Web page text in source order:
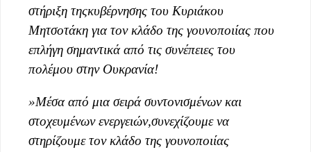
στήριξη τηςκυβέρνησης του Κυριάκου
Μητσοτάκη για τονκλάδο της γουνοποιίας που
επλήγη σημαντικά από τις συνέπειες του
πολέμου στην Ουκρανία!
»Μέσα από μια σειρά συντονισμένων και
στοχευμένων ενεργειών,συνεχίζουμε να
στηρίζουμετον κλάδο της γουνοποιίας